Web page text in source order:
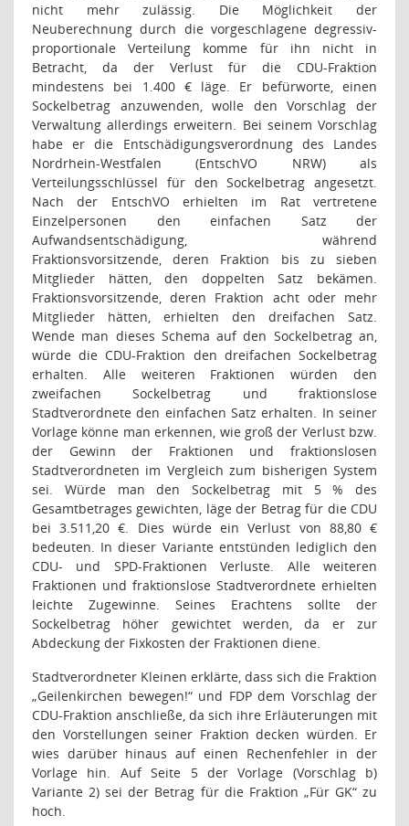
nicht mehr zulässig. Die Möglichkeit der
Neuberechnung durch die vorgeschlagene degressiv-
proportionale Verteilung komme für ihn nicht in
Betracht, da der Verlust für die CDU-Fraktion
mindestens bei 1.400 € läge. Er befürworte, einen
Sockelbetrag anzuwenden, wolle den Vorschlag der
Verwaltung allerdings erweitern. Bei seinem Vorschlag
habe er die Entschädigungsverordnung des Landes
Nordrhein-Westfalen (EntschVO NRW) als
Verteilungsschlüssel für den Sockelbetrag angesetzt.
Nach der EntschVO erhielten im Rat vertretene
Einzelpersonen den einfachen Satz der
Aufwandsentschädigung, während
Fraktionsvorsitzende, deren Fraktion bis zu sieben
Mitglieder hätten, den doppelten Satz bekämen.
Fraktionsvorsitzende, deren Fraktion acht oder mehr
Mitglieder hätten, erhielten den dreifachen Satz.
Wende man dieses Schema auf den Sockelbetrag an,
würde die CDU-Fraktion den dreifachen Sockelbetrag
erhalten. Alle weiteren Fraktionen würden den
zweifachen Sockelbetrag und fraktionslose
Stadtverordnete den einfachen Satz erhalten. In seiner
Vorlage könne man erkennen, wie groß der Verlust bzw.
der Gewinn der Fraktionen und fraktionslosen
Stadtverordneten im Vergleich zum bisherigen System
sei. Würde man den Sockelbetrag mit 5 % des
Gesamtbetrages gewichten, läge der Betrag für die CDU
bei 3.511,20 €. Dies würde ein Verlust von 88,80 €
bedeuten. In dieser Variante entstünden lediglich den
CDU- und SPD-Fraktionen Verluste. Alle weiteren
Fraktionen und fraktionslose Stadtverordnete erhielten
leichte Zugewinne. Seines Erachtens sollte der
Sockelbetrag höher gewichtet werden, da er zur
Abdeckung der Fixkosten der Fraktionen diene.
Stadtverordneter Kleinen erklärte, dass sich die Fraktion
„Geilenkirchen bewegen!“ und FDP dem Vorschlag der
CDU-Fraktion anschließe, da sich ihre Erläuterungen mit
den Vorstellungen seiner Fraktion decken würden. Er
wies darüber hinaus auf einen Rechenfehler in der
Vorlage hin. Auf Seite 5 der Vorlage (Vorschlag b)
Variante 2) sei der Betrag für die Fraktion „Für GK“ zu
hoch.